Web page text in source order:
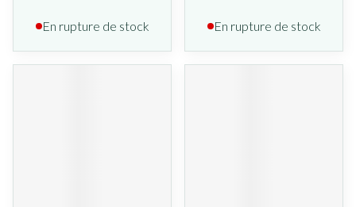
En rupture de stock En rupture de stock